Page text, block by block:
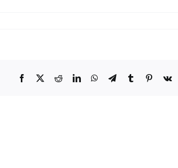
Facebook
X RedditLinkedInWhatsApp
TelegramTumblrPinterest
Vk